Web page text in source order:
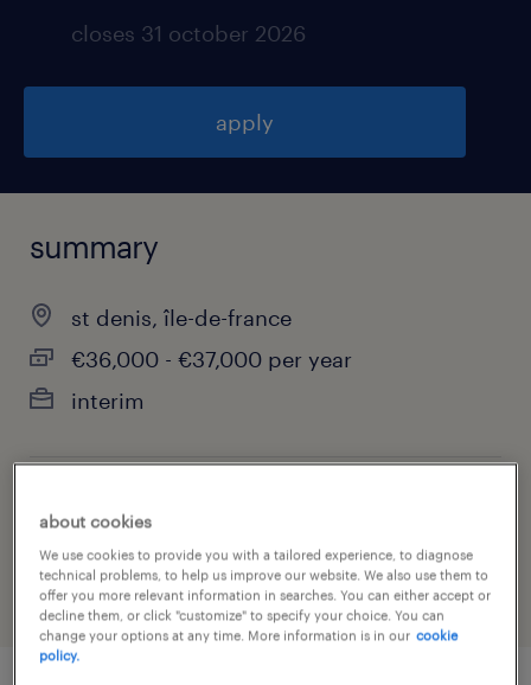
closes 31 october 2026
apply
summary
st denis, île-de-france
€36,000 - €37,000 per year
interim
job category
administrative & support services
about cookies
We use cookies to provide you with a tailored experience, to diagnose
technical problems, to help us improve our website. We also use them to
offer you more relevant information in searches. You can either accept or
decline them, or click "customize" to specify your choice. You can
change your options at any time. More information is in our cookie
policy.